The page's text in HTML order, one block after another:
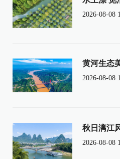
2026-08-08
黄河生态
2026-08-08
秋日漓江
2026-08-08